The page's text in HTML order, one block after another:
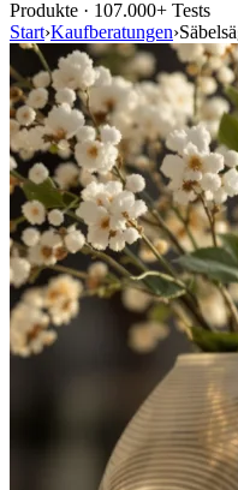
Produkte · 107.000+ Tests
Start›Kaufberatungen›